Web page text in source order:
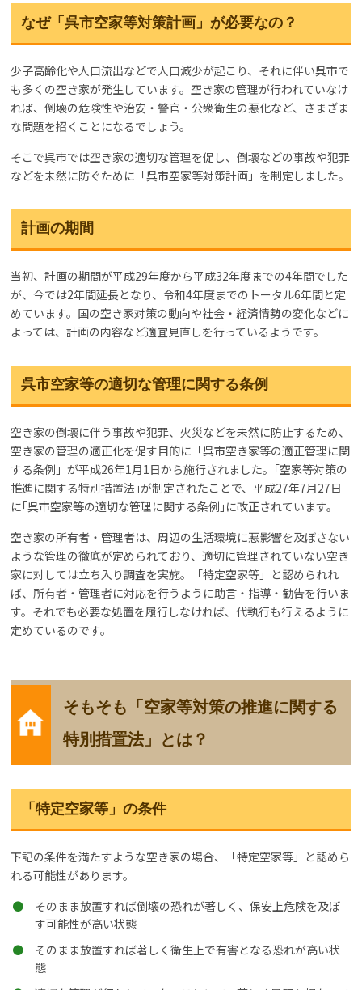
なぜ「呉市空家等対策計画」が必要なの？
少子高齢化や人口流出などで人口減少が起こり、それに伴い呉市で
も多くの空き家が発生しています。空き家の管理が行われていなけ
れば、倒壊の危険性や治安・警官・公衆衛生の悪化など、さまざま
な問題を招くことになるでしょう。
そこで呉市では空き家の適切な管理を促し、倒壊などの事故や犯罪
などを未然に防ぐために「呉市空家等対策計画」を制定しました。
計画の期間
当初、計画の期間が平成29年度から平成32年度までの4年間でした
が、今では2年間延長となり、令和4年度までのトータル6年間と定
めています。国の空き家対策の動向や社会・経済情勢の変化などに
よっては、計画の内容など適宜見直しを行っているようです。
呉市空家等の適切な管理に関する条例
空き家の倒壊に伴う事故や犯罪、火災などを未然に防止するため、
空き家の管理の適正化を促す目的に「呉市空き家等の適正管理に関
する条例」が平成26年1月1日から施行されました。｢空家等対策の
推進に関する特別措置法｣が制定されたことで、平成27年7月27日
に｢呉市空家等の適切な管理に関する条例｣に改正されています。
空き家の所有者・管理者は、周辺の生活環境に悪影響を及ぼさない
ような管理の徹底が定められており、適切に管理されていない空き
家に対しては立ち入り調査を実施。「特定空家等」と認められれ
ば、所有者・管理者に対応を行うように助言・指導・勧告を行いま
す。それでも必要な処置を履行しなければ、代執行も行えるように
定めているのです。
そもそも「空家等対策の推進に関する
特別措置法」とは？
「特定空家等」の条件
下記の条件を満たすような空き家の場合、「特定空家等」と認めら
れる可能性があります。
そのまま放置すれば倒壊の恐れが著しく、保安上危険を及ぼ
す可能性が高い状態
そのまま放置すれば著しく衛生上で有害となる恐れが高い状
態